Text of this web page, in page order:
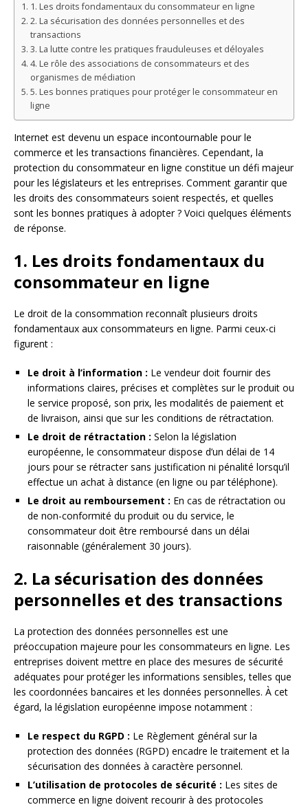
1. Les droits fondamentaux du consommateur en ligne
2. La sécurisation des données personnelles et des
transactions
3. La lutte contre les pratiques frauduleuses et déloyales
4. Le rôle des associations de consommateurs et des
organismes de médiation
5. Les bonnes pratiques pour protéger le consommateur en
ligne
Internet est devenu un espace incontournable pour le
commerce et les transactions financières. Cependant, la
protection du consommateur en ligne constitue un défi majeur
pour les législateurs et les entreprises. Comment garantir que
les droits des consommateurs soient respectés, et quelles
sont les bonnes pratiques à adopter ? Voici quelques éléments
de réponse.
1. Les droits fondamentaux du
consommateur en ligne
Le droit de la consommation reconnaît plusieurs droits
fondamentaux aux consommateurs en ligne. Parmi ceux-ci
figurent :
Le droit à l’information : Le vendeur doit fournir des
informations claires, précises et complètes sur le produit ou
le service proposé, son prix, les modalités de paiement et
de livraison, ainsi que sur les conditions de rétractation.
Le droit de rétractation : Selon la législation
européenne, le consommateur dispose d’un délai de 14
jours pour se rétracter sans justification ni pénalité lorsqu’il
effectue un achat à distance (en ligne ou par téléphone).
Le droit au remboursement : En cas de rétractation ou
de non-conformité du produit ou du service, le
consommateur doit être remboursé dans un délai
raisonnable (généralement 30 jours).
2. La sécurisation des données
personnelles et des transactions
La protection des données personnelles est une
préoccupation majeure pour les consommateurs en ligne. Les
entreprises doivent mettre en place des mesures de sécurité
adéquates pour protéger les informations sensibles, telles que
les coordonnées bancaires et les données personnelles. À cet
égard, la législation européenne impose notamment :
Le respect du RGPD : Le Règlement général sur la
protection des données (RGPD) encadre le traitement et la
sécurisation des données à caractère personnel.
L’utilisation de protocoles de sécurité : Les sites de
commerce en ligne doivent recourir à des protocoles